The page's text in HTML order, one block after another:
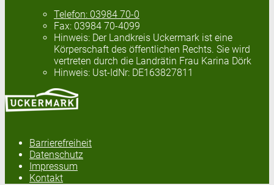
Telefon: 03984 70-0
Fax: 03984 70-4099
Hinweis: Der Landkreis Uckermark ist eine
Körperschaft des öffentlichen Rechts. Sie wird
vertreten durch die Landrätin Frau Karina Dörk
Hinweis: Ust-IdNr: DE163827811
Barrierefreiheit
Datenschutz
Impressum
Kontakt